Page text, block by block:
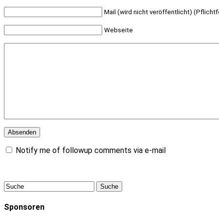
Mail (wird nicht veröffentlicht)
Webseite
Notify me of followup comments via e-mail
Sponsoren